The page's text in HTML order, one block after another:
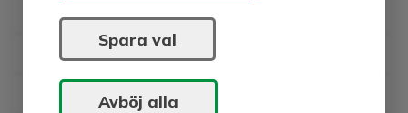
Spara val
Avböj alla
B -130
F -
180